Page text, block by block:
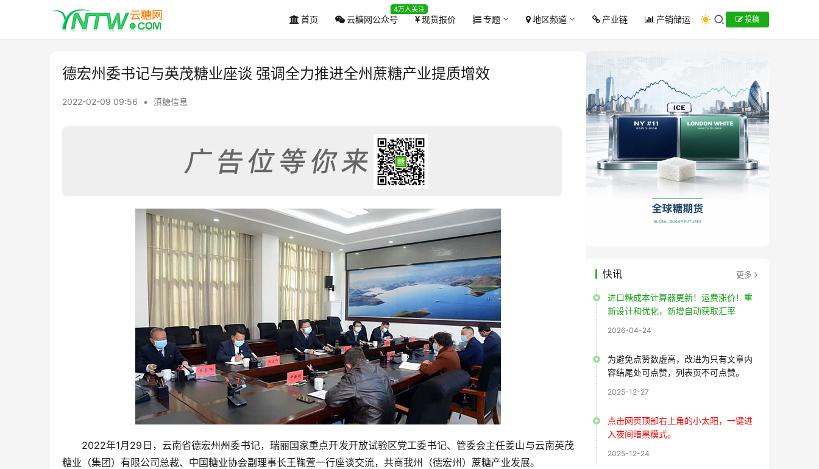
首页 云糖网公众号
4万人关注
现货报价 专题 地区频道 产业链 产销储运 投稿
德宏州委书记与英茂糖业座谈 强调全力推进全州蔗糖产业提质增效
2022-02-09 09:56 • 滇糖信息
2022年1月29日，云南省德宏州州委书记，瑞丽国家重点开发开放试验区党工委书记、管委会主任姜山与云南英茂
糖业（集团）有限公司总裁、中国糖业协会副理事长王鞠萱一行座谈交流，共商我州（德宏州）蔗糖产业发展。
快讯 更多
进口糖成本计算器更新！运费涨价！重
新设计和优化，新增自动获取汇率
2026-04-24
为避免点赞数虚高，改进为只有文章内
容结尾处可点赞，列表页不可点赞。
2025-12-27
点击网页顶部右上角的小太阳，一键进
入夜间暗黑模式。
2025-12-24